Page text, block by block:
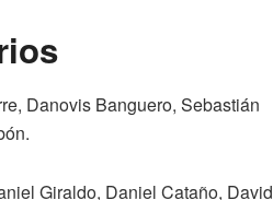
Danovis Banguero, Sebastián
Giraldo, Daniel Cataño, David